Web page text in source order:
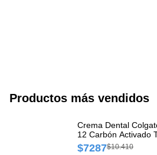
Productos más vendidos
Crema Dental
12 Carbón Activado
140 g
$7287$10.410